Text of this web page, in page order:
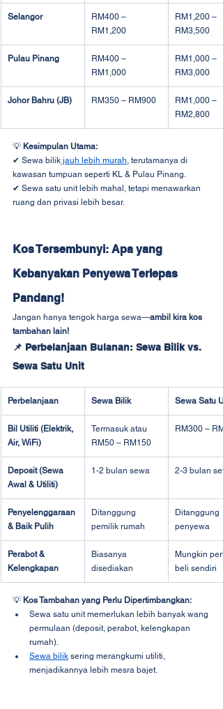
Selangor
RM400 –
RM1,200
RM1,200 –
RM3,500
Pulau Pinang
RM400 –
RM1,000
RM1,000 –
RM3,000
Johor Bahru (JB) RM350 – RM900
RM1,000 –
RM2,800
💡 Kesimpulan Utama:
✔ Sewa bilik jauh lebih murah, terutamanya di
kawasan tumpuan seperti KL & Pulau Pinang.
✔ Sewa satu unit lebih mahal, tetapi menawarkan
ruang dan privasi lebih besar.
Kos Tersembunyi: Apa yang
Kebanyakan Penyewa Terlepas
Pandang!
Jangan hanya tengok harga sewa—ambil kira kos
tambahan lain!
📌 Perbelanjaan Bulanan: Sewa Bilik vs.
Sewa Satu Unit
Perbelanjaan Sewa Bilik Sewa Satu
Bil Utiliti (Elektrik,
Air, WiFi)
Termasuk atau
RM50 – RM150
RM300 –
Deposit (Sewa
Awal & Utiliti)
1-2 bulan sewa 2-3 bulan
Penyelenggaraan
& Baik Pulih
Ditanggung
pemilik rumah
Ditanggung
penyewa
Perabot &
Kelengkapan
Biasanya
disediakan
Mungkin
beli sendiri
💡 Kos Tambahan yang Perlu Dipertimbangkan:
Sewa satu unit memerlukan lebih banyak wang
permulaan (deposit, perabot, kelengkapan
rumah).
Sewa bilik sering merangkumi utiliti,
menjadikannya lebih mesra bajet.